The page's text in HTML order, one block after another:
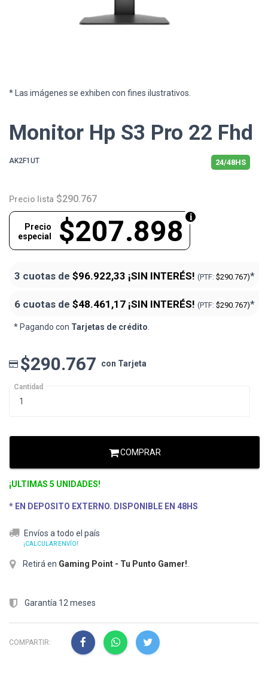
* Las imágenes se exhiben con fines ilustrativos.
Monitor Hp S3 Pro 22 Fhd
AK2F1UT 24/48HS
Precio lista $290.767
$207.898
Precio
especial
3 cuotas de $96.922,33 ¡SIN INTERÉS! (PTF: $290.767)*
6 cuotas de $48.461,17 ¡SIN INTERÉS! (PTF: $290.767)*
* Pagando con Tarjetas de crédito.
$290.767 con Tarjeta
Cantidad
COMPRAR
¡ULTIMAS 5 UNIDADES!
* EN DEPOSITO EXTERNO. DISPONIBLE EN 48HS
Envíos a todo el país
¡CALCULAR ENVÍO!
Retirá en Gaming Point - Tu Punto Gamer!
Garantía 12 meses
COMPARTIR: